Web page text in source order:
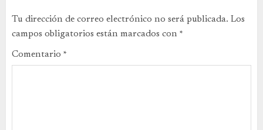
Tu dirección de correo electrónico no será publicada. Los
campos obligatorios están marcados con *
Comentario *